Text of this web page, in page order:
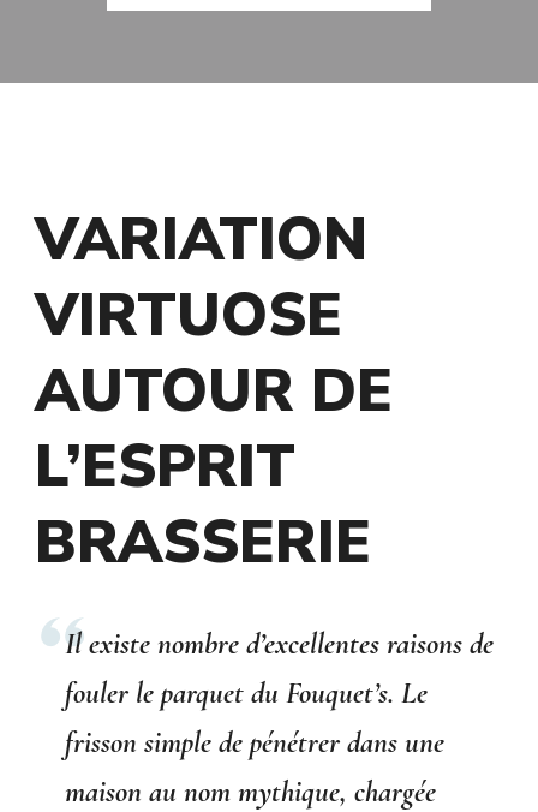
VARIATION
VIRTUOSE
AUTOUR DE
L’ESPRIT
BRASSERIE
Il existe nombre d’excellentes raisons de
fouler le parquet du Fouquet’s. Le
frisson simple de pénétrer dans une
maison au nom mythique, chargée